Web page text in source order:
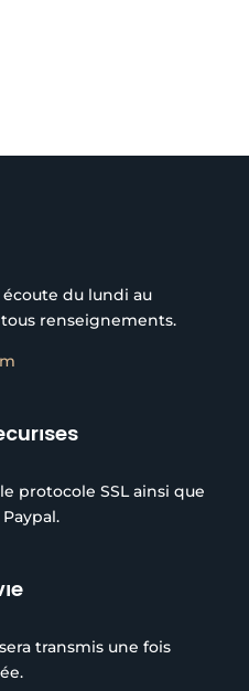
du lundi au
renseignements.
protocole SSL ainsi que
transmis une fois